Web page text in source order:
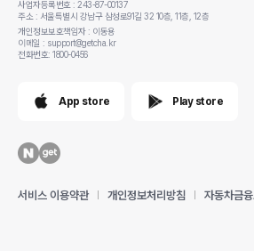
사업자등록번호 : 243-87-00137
주소 : 서울특별시 강남구 삼성로91길 32 10층, 11층, 12층
개인정보보호책임자 : 이동용
이메일 : support@getcha.kr
전화번호: 1800-0456
App store Play store
서비스 이용약관 개인정보처리방침 자동차금